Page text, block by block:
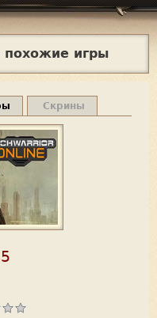
похожие игры
Скрины